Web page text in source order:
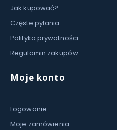
Jak kupować?
Częste pytania
Polityka prywatności
Regulamin zakupów
Moje konto
Logowanie
Moje zamówienia